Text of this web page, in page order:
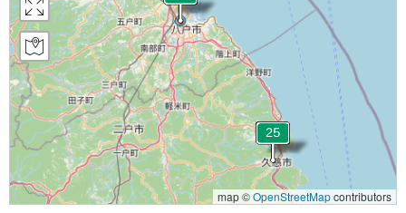
map ©OpenStreetMapcontributors